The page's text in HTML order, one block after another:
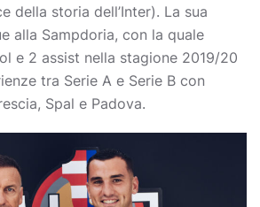
della storia dell’Inter). La sua
alla Sampdoria, con la quale
e 2 assist nella stagione 2019/20
tra Serie A e Serie B con
Spal e Padova.